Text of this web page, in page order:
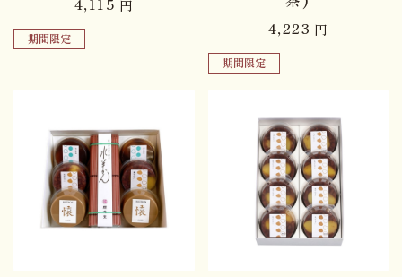
円
期間限定 4,223 円
期間限定